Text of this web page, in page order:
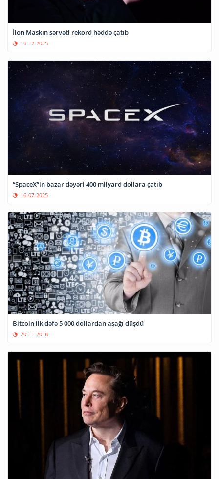
İlon Maskın sərvəti rekord həddə çatıb
16-12-2025
“SpaceX”in bazar dəyəri 400 milyard dollara çatıb
16-07-2025
Bitcoin ilk dəfə 5 000 dollardan aşağı düşdü
20-11-2018